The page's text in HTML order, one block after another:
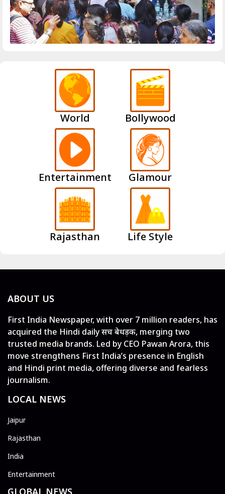
World Bollywood
Entertainment Glamour
Rajasthan Life Style
ABOUT US
First India Newspaper, with over 7 million readers, has
acquired the Hindi daily सच बेधड़क, merging two
trusted media brands. Led by CEO Pawan Arora, this
move strengthens First India’s presence in English
and Hindi print media, offering diverse and fearless
journalism.
LOCAL NEWS
Jaipur
Rajasthan
India
Entertainment
GLOBAL NEWS